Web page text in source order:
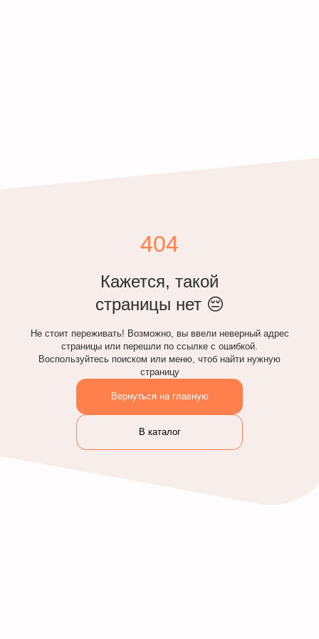
404
Кажется, такой
страницы нет 😔
Не стоит переживать! Возможно, вы ввели неверный адрес
страницы или перешли по ссылке с ошибкой.
Воспользуйтесь поиском или меню, чтоб найти нужную
страницу
Вернуться на главную
В каталог